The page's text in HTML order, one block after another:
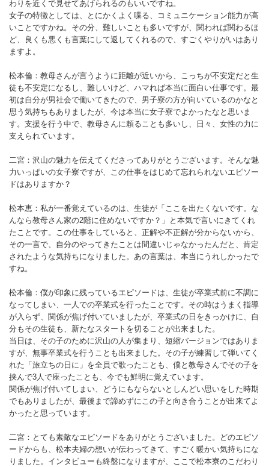
わりを近くで見せてあげられるのもいいですね。
女子の特徴としては、とにかくよく喋る、コミュニケーション能力が高
いことですかね。その分、難しいことも多いですが、関われば関わるほ
ど、良くも悪くも言葉にして返してくれるので、すごくやりがいはあり
ますよ。
松本倫：教母さんが言うように距離が近いから、こっちが不安定だと生
徒も不安定になるし、難しいけど、ハマれば本当に面白い仕事です。最
初は自分が男社会で働いてきたので、男子寮の方が向いているのかなと
思う気持ちもありましたが、今は本当に女子寮でよかったなと思いま
す。支援を行う中で、教母さんに頼ることも多いし、日々、女性の力に
支えられています。
二宮：沢山の魅力を伝えてくださってありがとうございます。そんな魅
力いっぱいの女子寮ですが、この仕事をはじめて忘れられないエピソー
ドはありますか？
松本恵：私が一番覚えているのは、生徒が「ここを出たくないです。な
んなら教母さん家の2階に住めないですか？」と本気で言いにきてくれ
たことです。この仕事をしていると、正解や不正解が分からないから、
その一言で、自分のやってきたことは間違いじゃなかったんだと、肯定
されたような気持ちになりました。あの言葉は、本当にうれしかったで
すね。
松本倫：僕が印象に残っているエピソードは、生徒が卒業式前に不調に
なってしまい、一人での卒業式を行ったことです。その時はうまく指導
が入らず、関係が焦げ付いていましたが、卒業式の日をきっかけに、自
分もその生徒も、新たなスタートを切ることが出来ました。
当日は、その子のために沢山の人が集まり、短縮バージョンではありま
すが、無事卒業式を行うことも出来ました。その子が練習して弾いてく
れた「旅立ちの日に」を全員で歌ったことも、僕と教母さんでその子を
挟んで3人で座ったことも、今でも鮮明に覚えています。
関係が焦げ付いてしまい、どうにもならないとしんどい思いをした時期
でもありましたが、最後まで諦めずにこの子と向き合うことが出来てよ
かったと思っています。
二宮：とても素敵なエピソードをありがとうございました。どのエピソ
ードからも、松本夫婦の想いが伝わってきて、すごく暖かい気持ちにな
りました。インタビューも終盤になりますが、ここで松本寮のこだわり